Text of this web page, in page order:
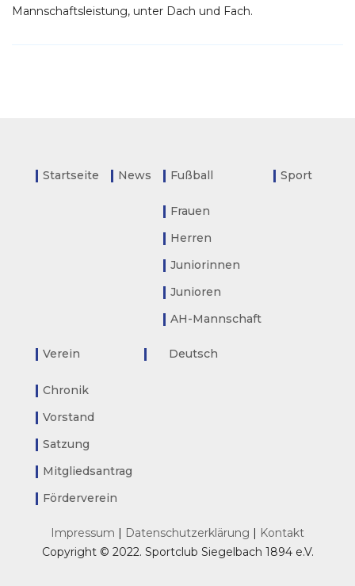
Mannschaftsleistung, unter Dach und Fach.
Startseite News Fußball
Frauen
Herren
Juniorinnen
Junioren
AH-Mannschaft
Sport
Verein
Chronik
Vorstand
Satzung
Mitgliedsantrag
Förderverein
Deutsch
Impressum | Datenschutzerklärung | Kontakt
Copyright © 2022. Sportclub Siegelbach 1894 e.V.